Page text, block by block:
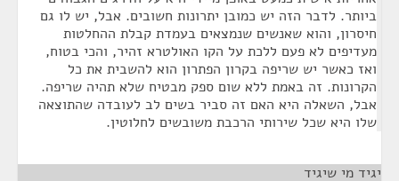
ביותר. לדבר הזה יש כמובן יתרונות חשובים. אבל, יש לו גם
חיסרון, והוא שאנשים שנמצאים בעמדת קבלת ההחלטות
מעדיפים לא פעם ללכת על הקו האולטרא זהיר, והכי בטוח,
ואז כאשר יש שריפה בקרון הפתרון הוא להשבית את כל
הקרונות. זה באמת ללא שום ספק מבטיח שלא תהיה שריפה.
אבל, השאלה היא האם זה סביר בשים לב לעובדה שהתוצאה
שלו היא שכל שירותי הרכבת משובשים לחלוטין.
יגיד מי שיגיד